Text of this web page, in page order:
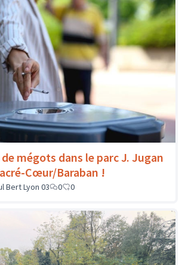
de mégots dans le parc J. Jugan
Cœur/Baraban !
Bert Lyon 03 0 0